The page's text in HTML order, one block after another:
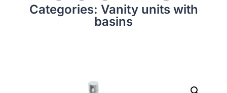
Categories: Vanity units with
basins